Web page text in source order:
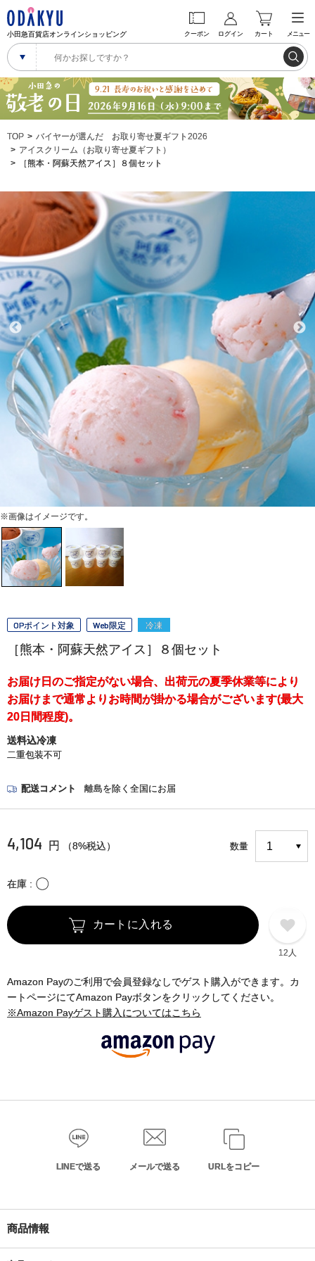
小田急百貨店オンラインショッピング クーポン ログイン カート メニュー
TOP
バイヤーが選んだ お取り寄せ夏ギフト2026
アイスクリーム（お取り寄せ夏ギフト）
［熊本・阿蘇天然アイス］８個セット
※画像はイメージです。
OPポイント対象 Web限定 冷凍
［熊本・阿蘇天然アイス］８個セット
お届け日のご指定がない場合、出荷元の夏季休業等により
お届けまで通常よりお時間が掛かる場合がございます(最大
20日間程度)。
送料込冷凍
二重包装不可
配送コメント 離島を除く全国にお届
4,104 円 （8%税込） 数量
在庫 〇
カートに入れる
12人
Amazon Payのご利用で会員登録なしでゲスト購入ができます。カ
ートページにてAmazon Payボタンをクリックしてください。
※Amazon Payゲスト購入についてはこちら
LINEで送る メールで送る URLをコピー
商品情報